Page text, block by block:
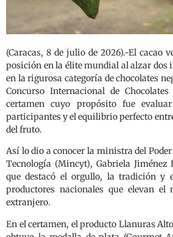
(Caracas, 8 de julio de 2026).-El cacao
posición en la élite mundial al alzar dos
en la rigurosa categoría de chocolates
Concurso Internacional de
certamen cuyo propósito fue
participantes y el equilibrio perfecto
del fruto.
Así lo dio a conocer la ministra del
Tecnología (Mincyt), Gabriela Jiménez
que destacó el orgullo, la tradición y
productores nacionales que elevan
extranjero.
En el certamen, el producto Llanuras